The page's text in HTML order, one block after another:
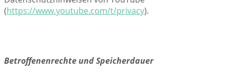
(https://www.youtube.com/t/privacy).
Betroffenenrechte und Speicherdauer